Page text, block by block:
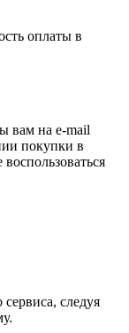
оплаты в
вам на e-mail
покупки в
следуя